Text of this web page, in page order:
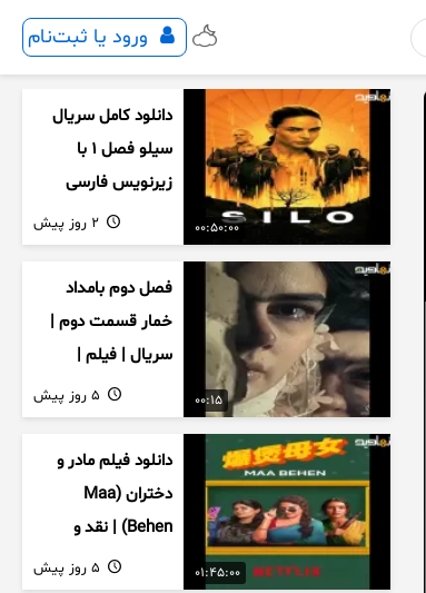
ورود یا ثبت‌نام
00:50:00
دانلود کامل سریال
سیلو فصل ۱ با
زیرنویس فارسی
00:15
فصل دوم بامداد
خمار قسمت دوم |
سریال | فیلم |
نمایش خانگی |
محبوبه | سینمایی
01:45:00
دانلود فیلم مادر و
دختران (Maa
Behen) | نقد و
بررسی درام خانوادگی